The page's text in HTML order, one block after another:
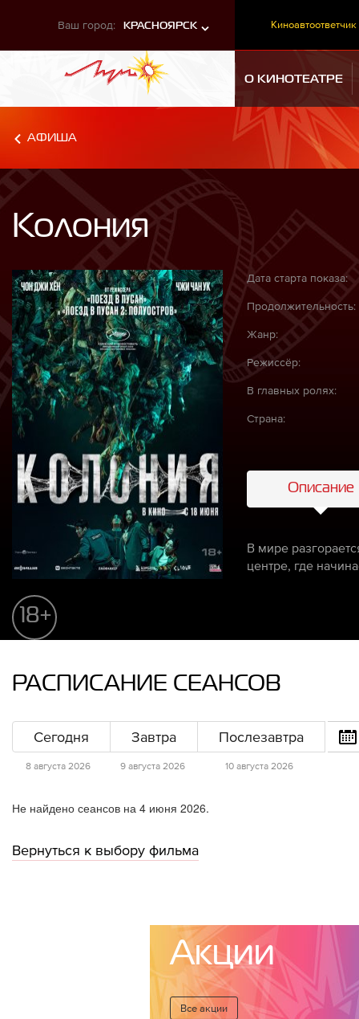
Ваш город: КРАСНОЯРСК Киноавтоответчик
О КИНОТЕАТРЕ
АФИША
Колония
18+
Дата старта показа:
Продолжительность:
Жанр:
Режиссёр:
В главных ролях:
Страна:
Описание
В мире
центре, где
РАСПИСАНИЕ СЕАНСОВ
Сегодня
8 августа 2026
Завтра
9 августа 2026
Послезавтра
10 августа 2026
Не найдено сеансов на 4 июня 2026.
Вернуться к выбору фильма
Акции
Все акции